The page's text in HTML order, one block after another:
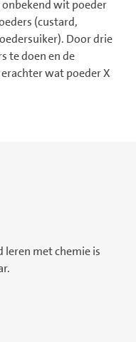
onbekend wit poeder
(custard,
Door drie
te doen en de
wat poeder X
leren met chemie is